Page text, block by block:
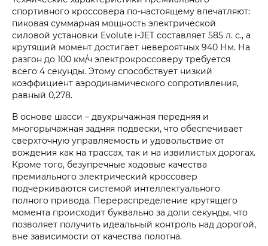
спортивного кроссовера по-настоящему впечатляют:
пиковая суммарная мощность электрической
силовой установки Evolute i‑JET составляет 585 л. с., а
крутящий момент достигает невероятных 940 Нм. На
разгон до 100 км/ч электрокроссоверу требуется
всего 4 секунды. Этому способствует низкий
коэффициент аэродинамического сопротивления,
равный 0,278.
В основе шасси – двухрычажная передняя и
многорычажная задняя подвески, что обеспечивает
сверхточную управляемость и удовольствие от
вождения как на трассах, так и на извилистых дорогах.
Кроме того, безупречные ходовые качества
премиального электрический кроссовер
подчеркиваются системой интеллектуального
полного привода. Перераспределение крутящего
момента происходит буквально за доли секунды, что
позволяет получить идеальный контроль над дорогой,
вне зависимости от качества полотна.